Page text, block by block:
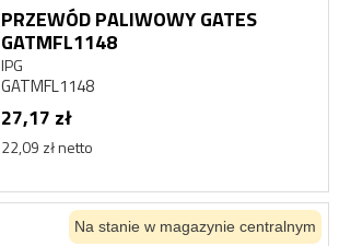
PRZEWÓD PALIWOWY GATES
GATMFL1148
IPG
GATMFL1148
27,17 zł
22,09 zł netto
Na stanie w magazynie centralnym